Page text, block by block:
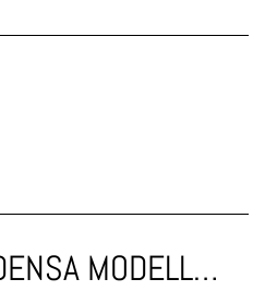
POMPA x CONDENSA MODELLO MINI 7,5 l/h